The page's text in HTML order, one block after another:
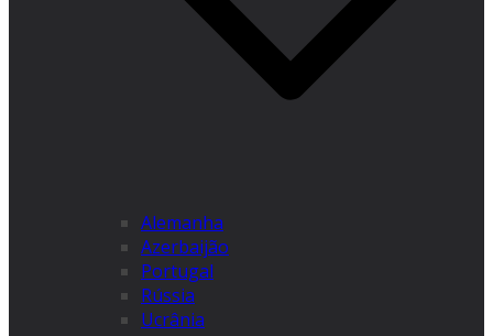
Alemanha
Azerbaijão
Portugal
Rússia
Ucrânia